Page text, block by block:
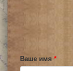
Ваше имя *